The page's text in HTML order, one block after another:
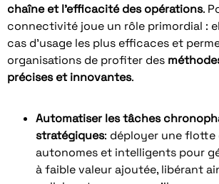
chaîne et l’efficacité des opérations.
connectivité joue un rôle primordial :
cas d’usage les plus efficaces et
organisations de profiter des
précises et innovantes.
Automatiser les tâches
stratégiques: déployer une flotte
autonomes et intelligents pour
à faible valeur ajoutée, libérant